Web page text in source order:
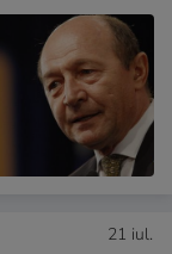
21 iul.